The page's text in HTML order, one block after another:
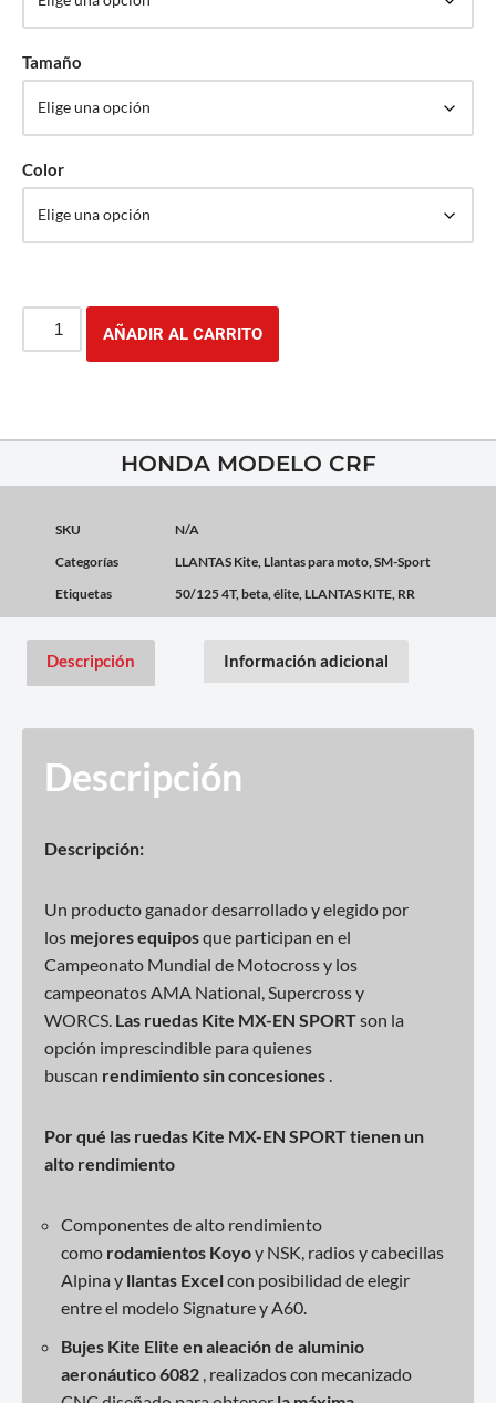
Tamaño
Color
AÑADIR AL CARRITO
HONDA MODELO CRF
SKU
N/A
Categorías
LLANTAS Kite, Llantas para moto,SM-Sport
Etiquetas
50/125 4T,beta,élite, LLANTAS KITE, RR
Descripción Información adicional
Descripción
Descripción:
Un producto ganador desarrollado y elegido por
los mejores equiposque participan en el
Campeonato Mundial de Motocross y los
campeonatos AMA National, Supercross y
WORCS. Las ruedas Kite MX-EN SPORTson la
opción imprescindible para quienes
buscan rendimiento sin concesiones .
Por qué las ruedas Kite MX-EN SPORT tienen un
alto rendimiento
Componentes de alto rendimiento
como rodamientos Koyoy NSK, radios y cabecillas
Alpina y llantas Excelcon posibilidad de elegir
entre el modelo Signature y A60.
Bujes Kite Elite en aleación de aluminio
aeronáutico 6082 , realizados con mecanizado